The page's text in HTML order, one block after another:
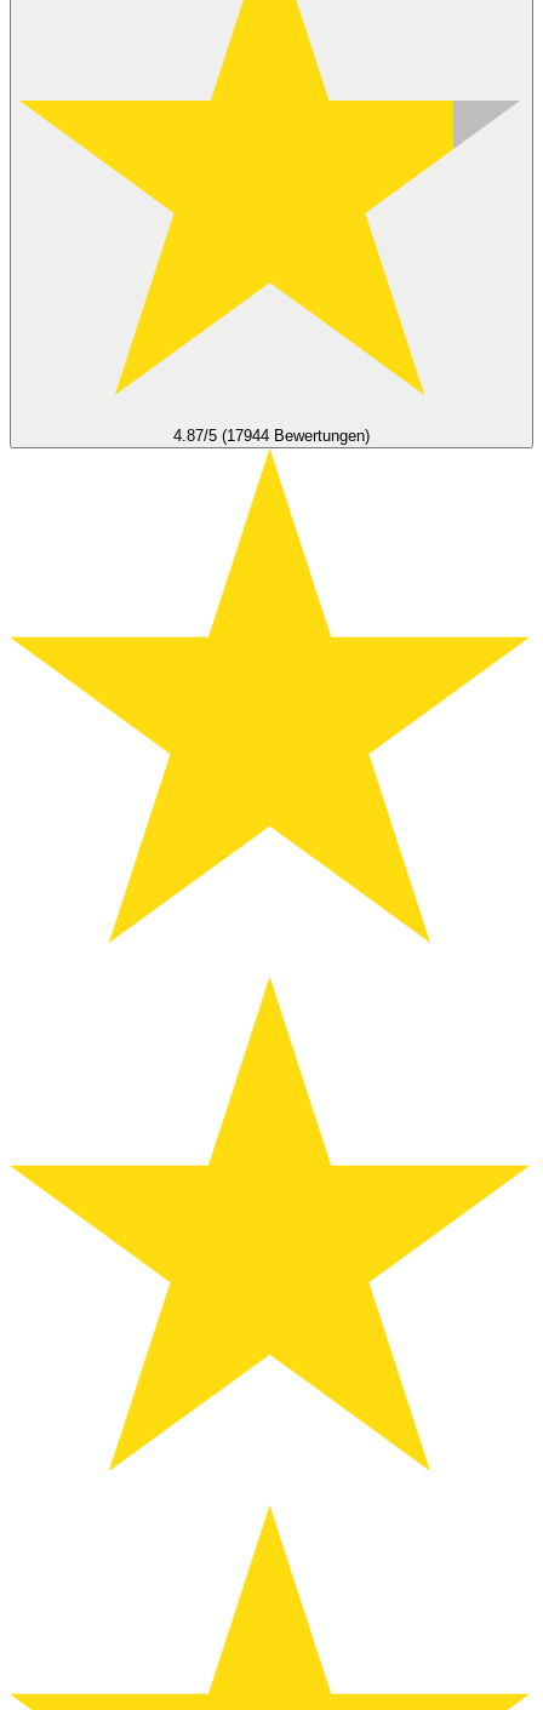
4.87/5 (17944 Bewertungen)